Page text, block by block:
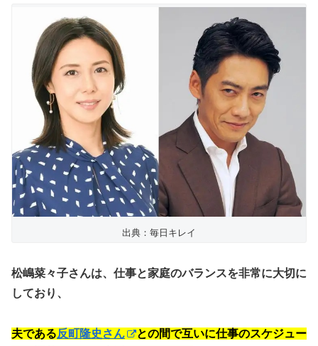
出典：毎日キレイ
松嶋菜々子さんは、仕事と家庭のバランスを非常に大切に
しており、
夫である反町隆史さん
との間で互いに仕事のスケジュー